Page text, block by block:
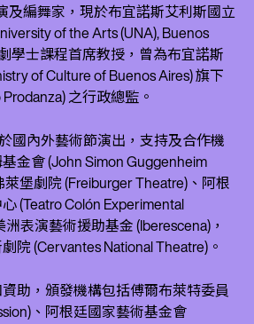
及編舞家，現於布宜諾斯艾利斯國立
of the Arts (UNA), Buenos
學士課程首席教授，曾為布宜諾斯
of Culture of Buenos Aires) 旗下
之行政總監。
國內外藝術節演出，支持及合作機
金會 (John Simon Guggenheim
堡劇院 (Freiburger Theatre)、阿根
(Teatro Colón Experimental
表演藝術援助基金 (Iberescena)，
院 (Cervantes National Theatre)。
助，頒發機構包括傅爾布萊特委員
、阿根廷國家藝術基金會